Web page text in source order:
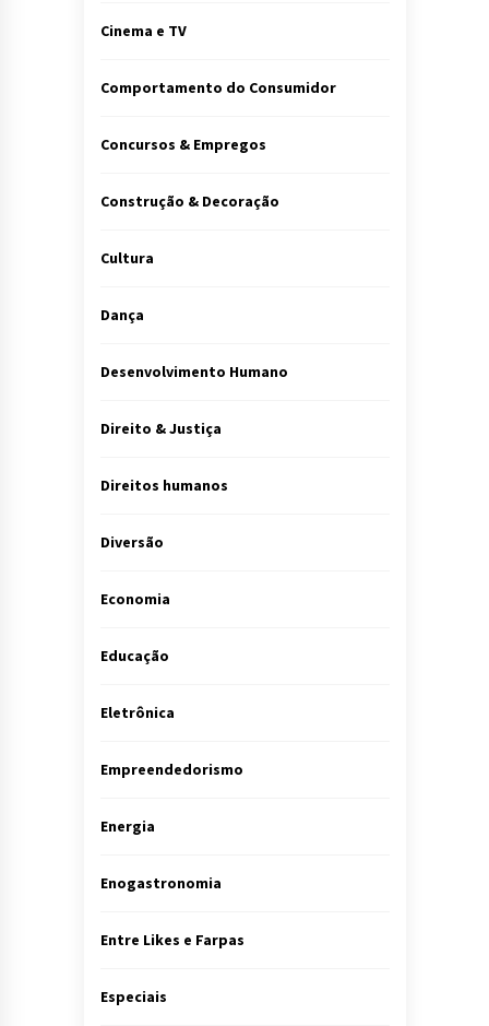
Cinema e TV
Comportamento do Consumidor
Concursos & Empregos
Construção & Decoração
Cultura
Dança
Desenvolvimento Humano
Direito & Justiça
Direitos humanos
Diversão
Economia
Educação
Eletrônica
Empreendedorismo
Energia
Enogastronomia
Entre Likes e Farpas
Especiais